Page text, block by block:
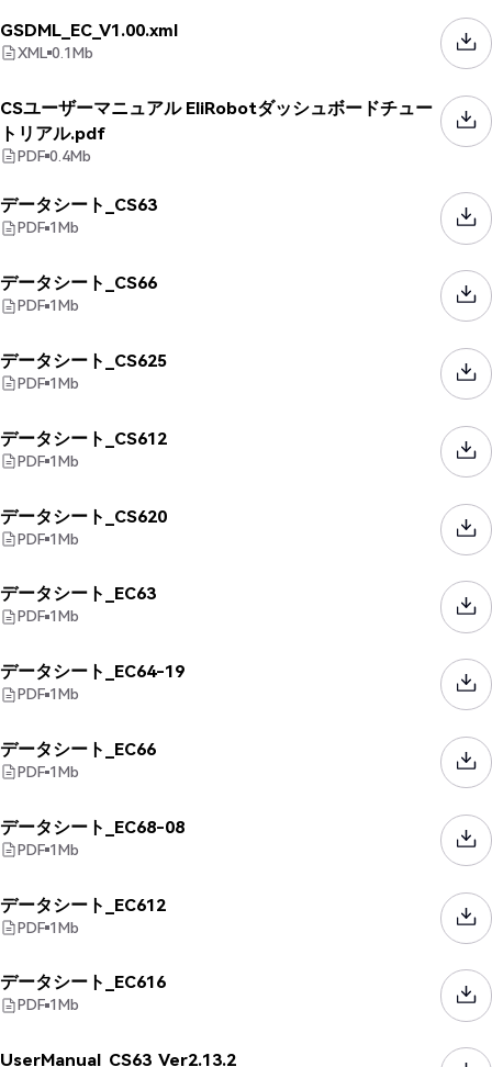
GSDML_EC_V1.00.xml
XML 0.1Mb
CSユーザーマニュアル EliRobotダッシュボードチュー
トリアル.pdf
PDF 0.4Mb
データシート_CS63
PDF 1Mb
データシート_CS66
PDF 1Mb
データシート_CS625
PDF 1Mb
データシート_CS612
PDF 1Mb
データシート_CS620
PDF 1Mb
データシート_EC63
PDF 1Mb
データシート_EC64-19
PDF 1Mb
データシート_EC66
PDF 1Mb
データシート_EC68-08
PDF 1Mb
データシート_EC612
PDF 1Mb
データシート_EC616
PDF 1Mb
UserManual_CS63_Ver2.13.2